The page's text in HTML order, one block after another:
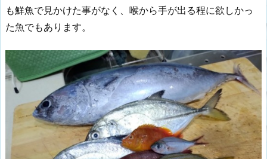
も鮮魚で見かけた事がなく、喉から手が出る程に欲しかっ
た魚でもあります。